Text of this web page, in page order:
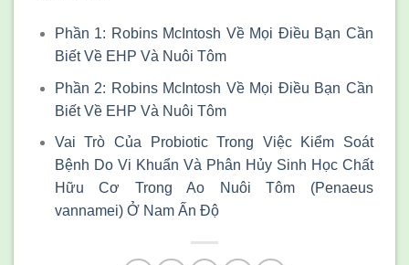
Phần 1: Robins McIntosh Về Mọi Điều Bạn Cần
Biết Về EHP Và Nuôi Tôm
Phần 2: Robins McIntosh Về Mọi Điều Bạn Cần
Biết Về EHP Và Nuôi Tôm
Vai Trò Của Probiotic Trong Việc Kiểm Soát
Bệnh Do Vi Khuẩn Và Phân Hủy Sinh Học Chất
Hữu Cơ Trong Ao Nuôi Tôm (Penaeus
vannamei) Ở Nam Ấn Độ